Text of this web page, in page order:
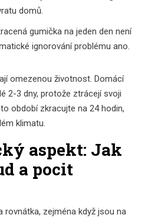
domů.
gumička na jeden den není
ignorování problému ano.
omezenou životnost. Domácí
2-3 dny, protože ztrácejí svoji
období zkracujte na 24 hodin,
klimatu.
aspekt: Jak
a pocit
rovnátka, zejména když jsou na